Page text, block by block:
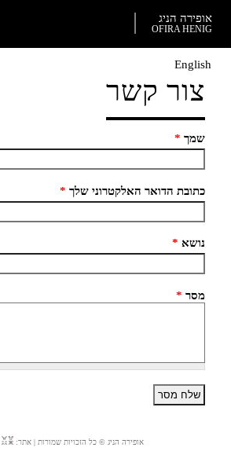
אופירה הניג
OFIRA HENIG
English
צור קשר
שמך *
כתובת הדואר האלקטרוני שלך *
נושא *
מסר *
אופירה הניג © כל הזכויות שמורות | אתר: